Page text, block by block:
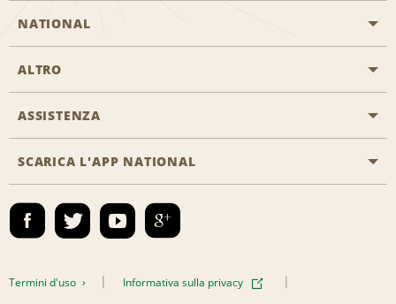
NATIONAL
Inizia una prenotazione
Programmi business
Emerald Club Accedi
ALTRO
Offerte di lavoro
ASSISTENZA
Accessibilità
Contatti
SCARICA L'APP NATIONAL
Termini d'uso Informativa sulla privacy